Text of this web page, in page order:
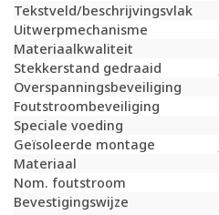
Tekstveld/beschrijvingsvlak
Uitwerpmechanisme
Materiaalkwaliteit
Stekkerstand gedraaid
Overspanningsbeveiliging
Foutstroombeveiliging
Speciale voeding
Geïsoleerde montage
Materiaal
Nom. foutstroom
Bevestigingswijze